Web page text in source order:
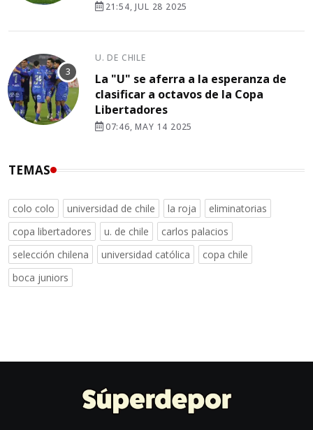
21:54, JUL 28 2025
U. DE CHILE
La "U" se aferra a la esperanza de
clasificar a octavos de la Copa
Libertadores
07:46, MAY 14 2025
TEMAS
colo colo universidad de chile la roja
eliminatorias
copa libertadores
u. de chile
carlos palacios
selección chilena
universidad católica
copa chile
boca juniors